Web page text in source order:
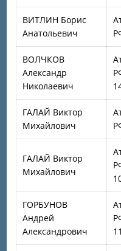
ВИТЛИН Борис
Анатольевич
ВОЛЧКОВ
Александр
Николаевич
ГАЛАЙ Виктор
Михайлович
ГАЛАЙ Виктор
Михайлович
ГОРБУНОВ
Андрей
Александрович